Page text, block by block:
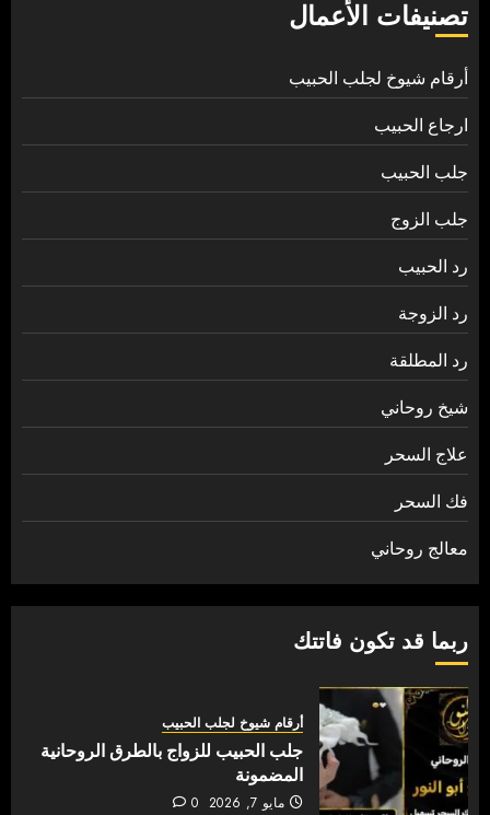
تصنيفات الأعمال
أرقام شيوخ لجلب الحبيب
ارجاع الحبيب
جلب الحبيب
جلب الزوج
رد الحبيب
رد الزوجة
رد المطلقة
شيخ روحاني
علاج السحر
فك السحر
معالج روحاني
ربما قد تكون فاتتك
أرقام شيوخ لجلب الحبيب
جلب الحبيب للزواج بالطرق الروحانية
المضمونة
مايو 7, 2026 0